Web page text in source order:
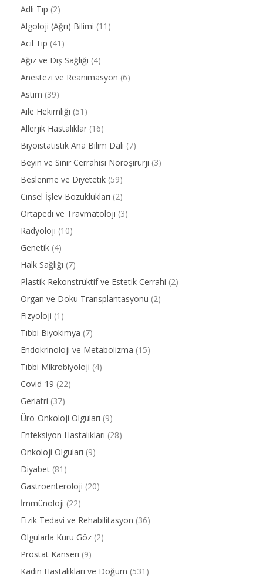
Adli Tıp (2)
Algoloji (Ağrı) Bilimi (11)
Acil Tıp (41)
Ağız ve Diş Sağlığı (4)
Anestezi ve Reanimasyon (6)
Astım (39)
Aile Hekimliği (51)
Allerjik Hastalıklar (16)
Biyoistatistik Ana Bilim Dalı (7)
Beyin ve Sinir Cerrahisi Nöroşirürji (3)
Beslenme ve Diyetetik (59)
Cinsel İşlev Bozuklukları (2)
Ortapedi ve Travmatoloji (3)
Radyoloji (10)
Genetik (4)
Halk Sağlığı (7)
Plastik Rekonstrüktif ve Estetik Cerrahi (2)
Organ ve Doku Transplantasyonu (2)
Fizyoloji (1)
Tıbbi Biyokimya (7)
Endokrinoloji ve Metabolizma (15)
Tıbbi Mikrobiyoloji (4)
Covid-19 (22)
Geriatri (37)
Üro-Onkoloji Olguları (9)
Enfeksiyon Hastalıkları (28)
Onkoloji Olguları (9)
Diyabet (81)
Gastroenteroloji (20)
İmmünoloji (22)
Fizik Tedavi ve Rehabilitasyon (36)
Olgularla Kuru Göz (2)
Prostat Kanseri (9)
Kadın Hastalıkları ve Doğum (531)